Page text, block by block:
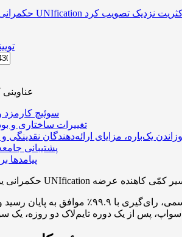
سوئیچ کارمزد
تغییرات ساختاری و
یک‌باره، مزایای ارائه‌دهندگان نقدینگی
پشتیبانی
پیامدها